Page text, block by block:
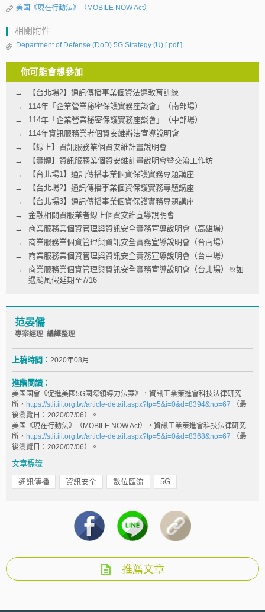
美國《現在行動法》（MOBILE NOW Act）
相關附件
Department of Defense (DoD) 5G Strategy (U) [ pdf ]
你可能會想參加
【台北場2】通訊傳播事業個資法遵教育訓練
114年「企業營業秘密保護實務座談會」（南部場）
114年「企業營業秘密保護實務座談會」（中部場）
114年資訊服務業者個資安維辦法宣導說明會
【線上】資訊服務業個資安維計畫說明會
【實體】資訊服務業個資安維計畫說明會暨交流工作坊
【台北場1】通訊傳播事業個資保護實務專題講座
【台北場2】通訊傳播事業個資保護實務專題講座
【台北場3】通訊傳播事業個資保護實務專題講座
金融相關資服業者線上個資安維宣導說明會
商業服務業個資管理與資訊安全實務宣導說明會（高雄場）
商業服務業個資管理與資訊安全實務宣導說明會（台南場）
商業服務業個資管理與資訊安全實務宣導說明會（台中場）
商業服務業個資管理與資訊安全實務宣導說明會（台北場）※如
遇颱風假延期至7/16
范晏儒
專案經理 編譯整理
上稿時間： 2020年08月
進階閱讀：
美國國會《促進美國5G國際領導力法案》，資訊工業策進會科技法律研究
所， https://stli.iii.org.tw/article-detail.aspx?tp=5&i=0&d=8394&no=67 （最
後瀏覽日：2020/07/06）。
美國《現在行動法》（MOBILE NOW Act），資訊工業策進會科技法律研究
所， https://stli.iii.org.tw/article-detail.aspx?tp=5&i=0&d=8368&no=67 （最
後瀏覽日：2020/07/06）。
文章標籤
通訊傳播 資訊安全 數位匯流 5G
推薦文章